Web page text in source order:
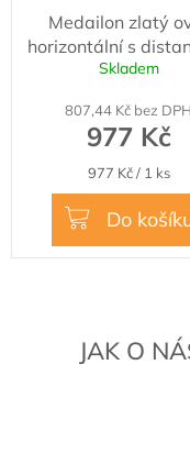
JAK O
Medailon zlatý
horizontální s
kroužkem
Skladem
807,44 Kč bez DPH
977 Kč
Měrná
cena:
977 Kč / 1 ks
Do